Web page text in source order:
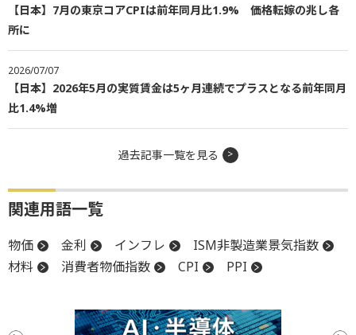
【日本】7月の東京コアCPIは前年同月比1.9% 価格転嫁の兆し各
所に
2026/07/07
【日本】2026年5月の実質賃金は5ヶ月連続でプラスとなる前年同月
比1.4%増
過去記事一覧を見る
関連用語一覧
物価 金利 インフレ
ISM非製造業景気指数
材料
消費者物価指数 CPI PPI